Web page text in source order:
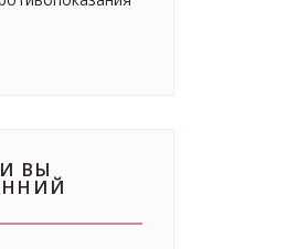
ВЫ